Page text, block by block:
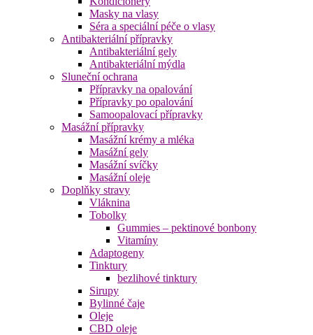
Masky na vlasy
Séra a speciální péče o vlasy
Antibakteriální přípravky
Antibakteriální gely
Antibakteriální mýdla
Sluneční ochrana
Přípravky na opalování
Přípravky po opalování
Samoopalovací přípravky
Masážní přípravky
Masážní krémy a mléka
Masážní gely
Masážní svíčky
Masážní oleje
Doplňky stravy
Vláknina
Tobolky
Gummies – pektinové bonbony
Vitamíny
Adaptogeny
Tinktury
bezlihové tinktury
Sirupy
Bylinné čaje
Oleje
CBD oleje